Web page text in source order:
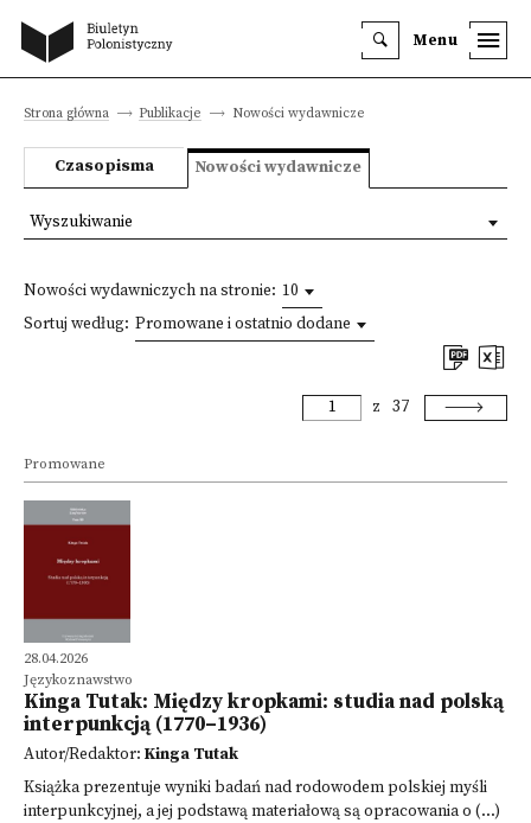
Menu
Strona główna Publikacje Nowości wydawnicze
Czasopisma Nowości wydawnicze
Nowości wydawniczych na stronie: 10
Sortuj według: Promowane i ostatnio dodane
z 37
Promowane
28.04.2026
Językoznawstwo
Kinga Tutak: Między kropkami: studia nad polską
interpunkcją (1770–1936)
Autor/Redaktor: Kinga Tutak
Książka prezentuje wyniki badań nad rodowodem polskiej myśli
interpunkcyjnej, a jej podstawą materiałową są opracowania o (...)
Wyszukiwanie